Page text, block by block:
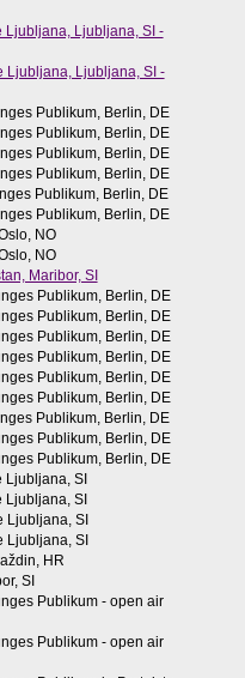
Ljubljana, Ljubljana, SI -
Ljubljana, Ljubljana, SI -
Publikum, Berlin, DE
Publikum, Berlin, DE
Publikum, Berlin, DE
Publikum, Berlin, DE
Publikum, Berlin, DE
Publikum, Berlin, DE
NO
NO
Maribor, SI
Publikum, Berlin, DE
Publikum, Berlin, DE
Publikum, Berlin, DE
Publikum, Berlin, DE
Publikum, Berlin, DE
Publikum, Berlin, DE
Publikum, Berlin, DE
Publikum, Berlin, DE
Publikum, Berlin, DE
Ljubljana, SI
Ljubljana, SI
Ljubljana, SI
Ljubljana, SI
HR
SI
Publikum - open air
Publikum - open air